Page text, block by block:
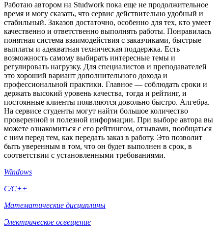
Работаю автором на Studwork пока еще не продолжительное
время и могу сказать, что сервис действительно удобный и
стабильный. Заказов достаточно, особенно для тех, кто умеет
качественно и ответственно выполнять работы. Понравилась
понятная система взаимодействия с заказчиками, быстрые
выплаты и адекватная техническая поддержка. Есть
возможность самому выбирать интересные темы и
регулировать нагрузку. Для специалистов и преподавателей
это хороший вариант дополнительного дохода и
профессиональной практики. Главное — соблюдать сроки и
держать высокий уровень качества, тогда и рейтинг, и
постоянные клиенты появляются довольно быстро. Алгебра.
На сервисе студенты могут найти большое количество
проверенной и полезной информации. При выборе автора вы
можете ознакомиться с его рейтингом, отзывами, пообщаться
с ним перед тем, как передать заказ в работу. Это позволит
быть уверенным в том, что он будет выполнен в срок, в
соответствии с установленными требованиями.
Windows
C/C++
Математические дисциплины
Электрическое освещение